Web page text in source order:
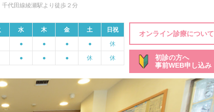
代田線綾瀬駅より徒歩２分
水 木 金 土 日祝
● ● ● ● 休
● ● ● 休 休
オンライン診療について
初診の方へ
事前WEB申し込み